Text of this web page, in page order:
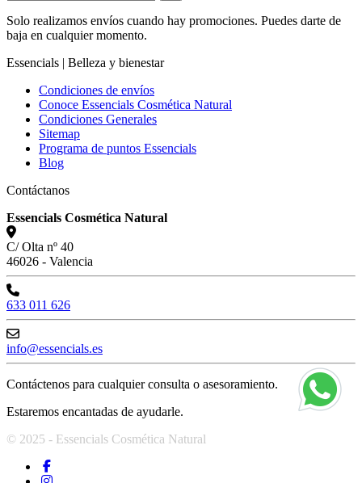
Solo realizamos envíos cuando hay promociones. Puedes darte de
baja en cualquier momento.
Essencials | Belleza y bienestar
Condiciones de envíos
Conoce Essencials Cosmética Natural
Condiciones Generales
Sitemap
Programa de puntos Essencials
Blog
Contáctanos
Essencials Cosmética Natural
C/ Olta nº 40
46026 - Valencia
633 011 626
info@essencials.es
Contáctenos para cualquier consulta o asesoramiento.
Estaremos encantadas de ayudarle.
© 2025 - Essencials Cosmética Natural